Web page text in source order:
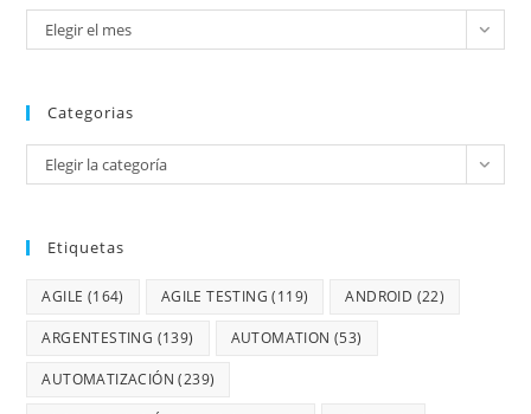
Elegir el mes
Categorias
Elegir la categoría
Etiquetas
AGILE (164) AGILE TESTING (119) ANDROID (22)
ARGENTESTING (139) AUTOMATION (53)
AUTOMATIZACIÓN (239)